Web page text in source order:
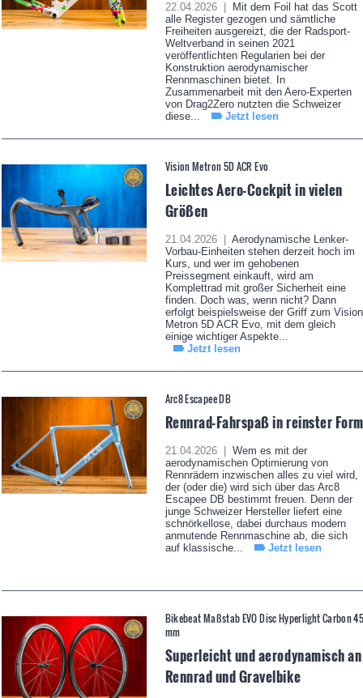
22.04.2026 |
Mit dem Foil hat das Scott
alle Register gezogen und sämtliche
Freiheiten ausgereizt, die der Radsport-
Weltverband in seinen 2021
veröffentlichten Regularien bei der
Konstruktion aerodynamischer
Rennmaschinen bietet. In
Zusammenarbeit mit den Aero-Experten
von Drag2Zero nutzten die Schweizer
diese...
Jetzt lesen
Vision Metron 5D ACR Evo
Leichtes Aero-Cockpit in vielen
Größen
21.04.2026 |
Aerodynamische Lenker-
Vorbau-Einheiten stehen derzeit hoch im
Kurs, und wer im gehobenen
Preissegment einkauft, wird am
Komplettrad mit großer Sicherheit eine
finden. Doch was, wenn nicht? Dann
erfolgt beispielsweise der Griff zum Vision
Metron 5D ACR Evo, mit dem gleich
einige wichtiger Aspekte...
Jetzt lesen
Arc8 Escapee DB
Rennrad-Fahrspaß in reinster Form
21.04.2026 |
Wem es mit der
aerodynamischen Optimierung von
Rennrädern inzwischen alles zu viel wird,
der (oder die) wird sich über das Arc8
Escapee DB bestimmt freuen. Denn der
junge Schweizer Hersteller liefert eine
schnörkellose, dabei durchaus modern
anmutende Rennmaschine ab, die sich
auf klassische...
Jetzt lesen
Bikebeat Maßstab EVO Disc Hyperlight Carbon
mm
Superleicht und aerodynamisch an
Rennrad und Gravelbike